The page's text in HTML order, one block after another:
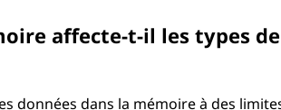
affecte-t-il les types de
données dans la mémoire à des